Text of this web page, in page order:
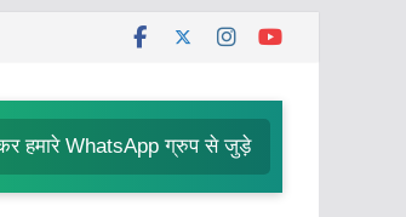
हमारे WhatsApp ग्रुप से जुड़े